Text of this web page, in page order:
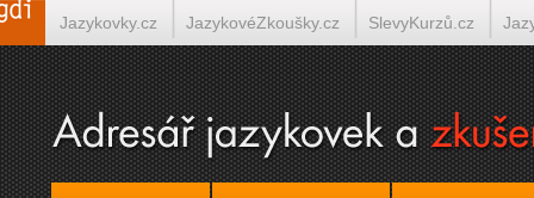
Jazykovky.cz JazykovéZkoušky.cz SlevyKurzů.cz
Španělština on-line Italština on-line Tlumočení-